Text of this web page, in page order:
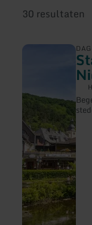
30 resultaten
meer
Stadtführungen
Nideggen
Heimbach